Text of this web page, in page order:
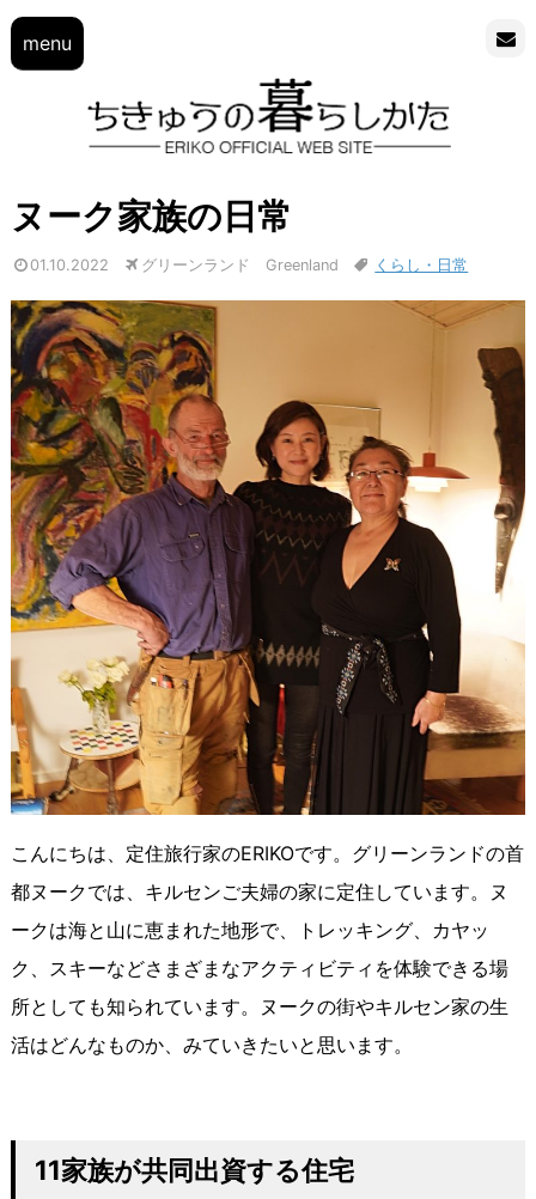
menu
ヌーク家族の日常
01.10.2022 グリーンランド Greenland くらし・日常
こんにちは、定住旅行家のERIKOです。グリーンランドの首
都ヌークでは、キルセンご夫婦の家に定住しています。ヌ
ークは海と山に恵まれた地形で、トレッキング、カヤッ
ク、スキーなどさまざまなアクティビティを体験できる場
所としても知られています。ヌークの街やキルセン家の生
活はどんなものか、みていきたいと思います。
11家族が共同出資する住宅